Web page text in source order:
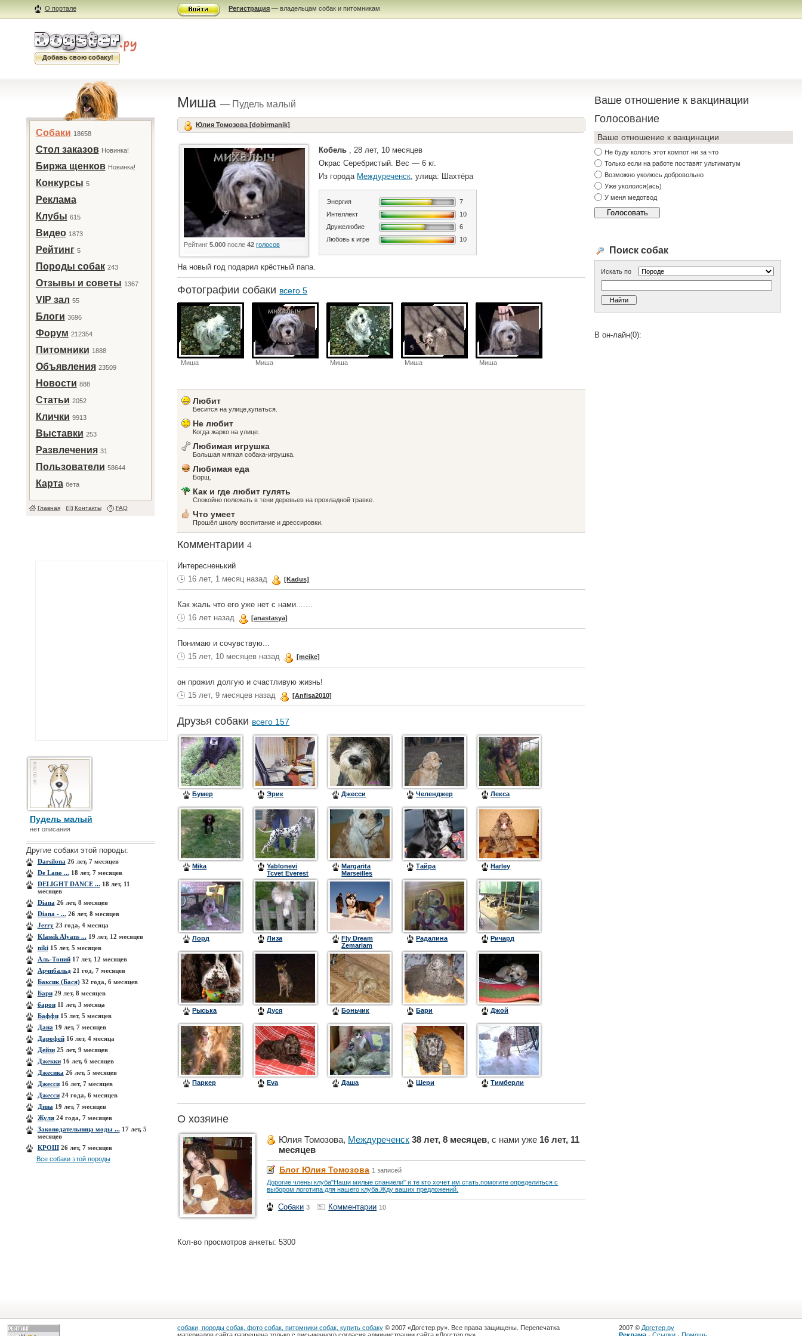
О портале Регистрация — владельцам собак и питомникам
Добавь свою собаку!
Собаки 18658
Стол заказов Новинка!
Биржа щенков Новинка!
Конкурсы 5
Реклама
Клубы 615
Видео 1873
Рейтинг 5
Породы собак 243
Отзывы и советы 1367
VIP зал 55
Блоги 3696
Форум 212354
Питомники 1888
Объявления 23509
Новости 888
Статьи 2052
Клички 9913
Выставки 253
Развлечения 31
Пользователи 58644
Карта бета
Главная Контакты FAQ
Пудель малый
нет описания
Другие собаки этой породы:
Darsilona 26 лет, 7 месяцев
De Lano ...18 лет, 7 месяцев
DELIGHT DANCE ...18 лет, 11
месяцев
Diana 26 лет, 8 месяцев
Diana - ...26 лет, 8 месяцев
Jerry23 года, 4 месяца
Klassik Alyans ...19 лет, 12 месяцев
niki15 лет, 5 месяцев
Аль-Тоний17 лет, 12 месяцев
Арчибальд21 год, 7 месяцев
Баксик (Бася)32 года, 6 месяцев
Бари29 лет, 8 месяцев
барон11 лет, 3 месяца
Баффи15 лет, 5 месяцев
Дана 19 лет, 7 месяцев
Дарофей16 лет, 4 месяца
Дейзи25 лет, 9 месяцев
Джекки16 лет, 6 месяцев
Джесика 26 лет, 5 месяцев
Джесси16 лет, 7 месяцев
Джесси24 года, 6 месяцев
Дина 19 лет, 7 месяцев
Жуля24 года, 7 месяцев
Законодательница моды ...17 лет, 5
месяцев
КРОШ26 лет, 7 месяцев
Все собаки этой породы
Миша— Пудель малый
Юлия Томозова [dobirmanik]
Рейтинг5.000 после42 голосов
Кобель , 28 лет, 10 месяцев
Окрас Серебристый. Вес — 6 кг.
Из города Междуреченск, улица: Шахтёра
Энергия
7
Интеллект
10
Дружелюбие
6
Любовь к игре
10
На новый год подарил крёстный папа.
Фотографии собаки всего 5
Миша Миша Миша Миша Миша
Любит
Бесится на улице,купаться.
Не любит
Когда жарко на улице.
Любимая игрушка
Большая мягкая собака-игрушка.
Любимая еда
Борщ.
Как и где любит гулять
Спокойно полежать в тени деревьев на прохладной травке.
Что умеет
Прошёл школу воспитание и дрессировки.
Комментарии4
Интересненький
16 лет, 1 месяц назад
[Kadus]
Как жаль что его уже нет с нами.......
16 лет назад
[anastasya]
Понимаю и сочувствую...
15 лет, 10 месяцев назад
[meike]
он прожил долгую и счастливую жизнь!
15 лет, 9 месяцев назад
[Anfisa2010]
Друзья собаки всего 157
Бумер Эрик Джесси Челенджер Лекса
Mika
Yablonevi
Tcvet Everest
Margarita
Marseilles
Butterfly
Тайра Harley
Лорд Лиза
Fly Dream
Zemariam
(Того)
Радалина Ричард
Рыська Дуся Боньчик Бари Джой
Паркер Eva Даша Шери Тимберли
О хозяине
Юлия Томозова, Междуреченск 38 лет, 8 месяцев, с нами уже 16 лет, 11
месяцев
Блог Юлия Томозова 1 записей
Дорогие члены клуба"Наши милые спаниели" и те кто хочет им стать.помогите определиться с
выбором логотипа для нашего клуба.Жду ваших предложений.
Собаки 3 Комментарии 10
Кол-во просмотров анкеты: 5300
Ваше отношение к вакцинации
Голосование
Ваше отношение к вакцинации
Не буду колоть этот компот ни за что
Только если на работе поставят ультиматум
Возможно уколюсь добровольно
Уже укололся(ась)
У меня медотвод
Поиск собак
Искать по
В он-лайн(0):
собаки, породы собак, фото собак, питомники собак, купить собаку © 2007 «Догстер.ру». Все права защищены. Перепечатка
2007 © Догстер.ру